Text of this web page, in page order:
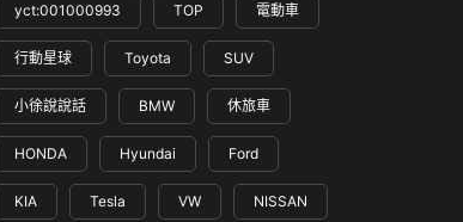
yct:001000993 TOP 電動車
行動星球 Toyota SUV
小徐說說話 BMW 休旅車
HONDA Hyundai Ford
KIA Tesla VW NISSAN